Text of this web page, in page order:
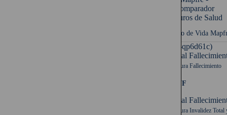
Seguro de Vida
UF (-qp6d61c)
Capital
Cobertura Fallecimiento
500 UF
Capital
Cobertura Invalidez Total